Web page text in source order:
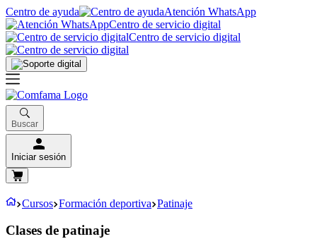
Centro de ayuda
Atención WhatsApp
Centro de servicio digital
Centro de servicio digital
Buscar
Iniciar sesión
Cursos Formación deportiva Patinaje
Clases de patinaje